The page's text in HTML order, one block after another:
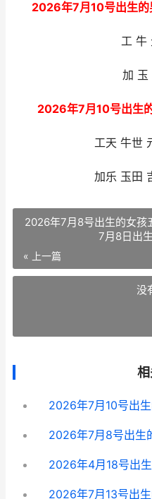
2026年7月10号出生的
工 牛
加 玉
2026年7月10号出生
工天 牛世
加乐 玉田
2026年7月8号出生的女孩
7月8日出
« 上一篇
没